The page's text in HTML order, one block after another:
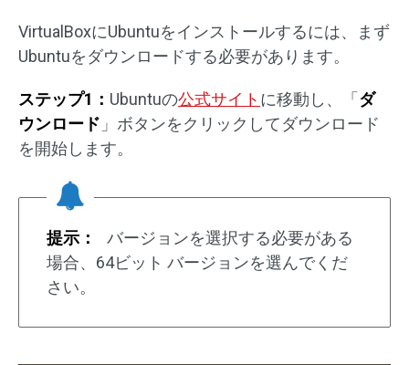
VirtualBoxにUbuntuをインストールするには、まず
Ubuntuをダウンロードする必要があります。
ステップ1： Ubuntuの公式サイト に移動し、「ダ
ウンロード 」ボタンをクリックしてダウンロード
を開始します。
提示：
バージョンを選択する必要がある
場合、64ビット バージョンを選んでくだ
さい。